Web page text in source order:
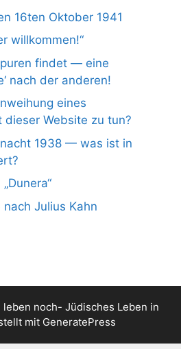
16ten Oktober 1941
willkommen!“
findet — eine
nach der anderen!
eines
dieser Website zu tun?
1938 — was ist in
Julius Kahn
noch- Jüdisches Leben in
mit GeneratePress